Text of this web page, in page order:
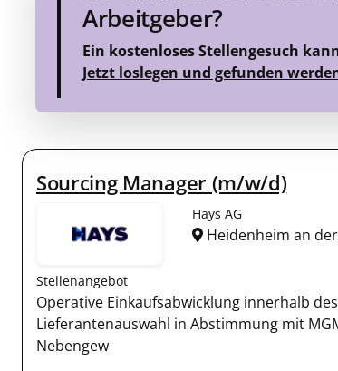
Arbeitgeber?
Ein kostenloses Stellengesuch
Jetzt loslegen und gefunden
Sourcing Manager (m/w/d)
Hays AG
Heidenheim an
Stellenangebot
Operative Einkaufsabwicklung innerhalb
Lieferantenauswahl in Abstimmung mit
Nebengew